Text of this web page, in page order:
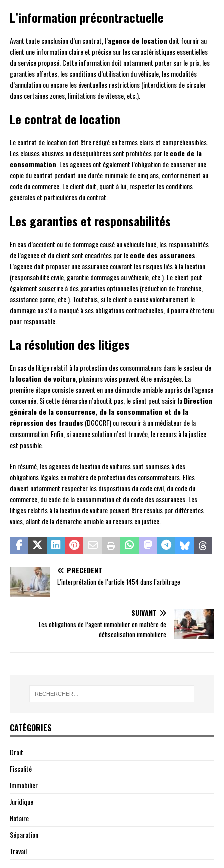
L’information précontractuelle
Avant toute conclusion d’un contrat, l’agence de location doit fournir au
client une information claire et précise sur les caractéristiques essentielles
du service proposé. Cette information doit notamment porter sur le prix, les
garanties offertes, les conditions d’utilisation du véhicule, les modalités
d’annulation ou encore les éventuelles restrictions (interdictions de circuler
dans certaines zones, limitations de vitesse, etc.).
Le contrat de location
Le contrat de location doit être rédigé en termes clairs et compréhensibles.
Les clauses abusives ou déséquilibrées sont prohibées par lecode de la
consommation . Les agences ont également l’obligation de conserver une
copie du contrat pendant une durée minimale de cinq ans, conformément au
code du commerce. Le client doit, quant à lui, respecter les conditions
générales et particulières du contrat.
Les garanties et responsabilités
En cas d’accident ou de dommage causé au véhicule loué, les responsabilités
de l’agence et du client sont encadrées par lecode des assurances
L’agence doit proposer une assurance couvrant les risques liés à la location
(responsabilité civile, garantie dommages au véhicule, etc.). Le client peut
également souscrire à des garanties optionnelles (réduction de franchise,
assistance panne, etc.). Toutefois, si le client a causé volontairement le
dommage ou s’il a manqué à ses obligations contractuelles, il pourra être tenu
pour responsable.
La résolution des litiges
En cas de litige relatif à la protection des consommateurs dans le secteur de
lalocation de voiture , plusieurs voies peuvent être envisagées. La
première étape consiste souvent en une démarche amiable auprès de l’agence
concernée. Si cette démarche n’aboutit pas, le client peut saisir laDirection
générale de la concurrence, de la consommation et de la
répression des fraudes (DGCCRF) ou recourir à un médiateur de la
consommation. Enfin, si aucune solution n’est trouvée, le recours à la justice
est possible.
En résumé, les agences de location de voitures sont soumises à des
obligations légales en matière de protection des consommateurs. Elles
doivent notamment respecter les dispositions du code civil, du code du
commerce, du code de la consommation et du code des assurances. Les
litiges relatifs à la location de voiture peuvent être résolus par différentes
voies, allant de la démarche amiable au recours en justice.
PRÉCÉDENT
L’interprétation de l’article 1454 dans l’arbitrage
SUIVANT
Les obligations de l’agent immobilier en matière de
défiscalisation immobilière
CATÉGORIES
Droit
Fiscalité
Immobilier
Juridique
Notaire
Séparation
Travail